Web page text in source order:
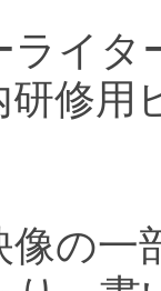
ライタ
修用
像の一